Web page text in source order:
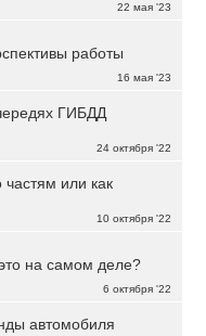
22 мая '23
16 мая '23
работы
24 октября '22
ГИБДД
10 октября '22
или как
6 октября '22
на самом деле?
автомобиля